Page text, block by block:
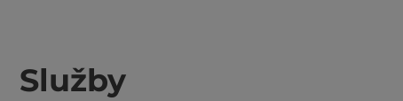
Služby